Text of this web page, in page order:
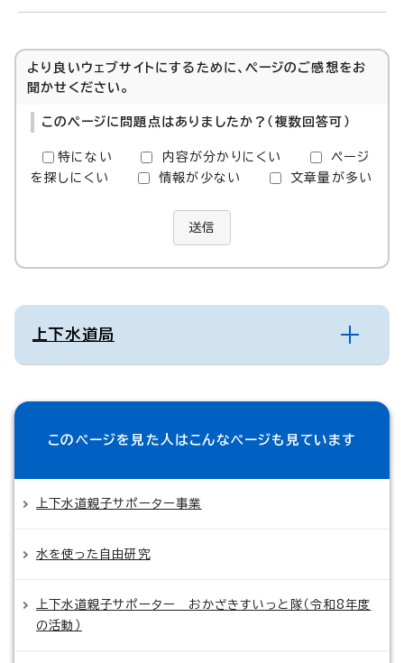
より良いウェブサイトにするために、ページのご感想をお
聞かせください。
このページに問題点はありましたか？（複数回答可）
特にない 内容が分かりにくい
ページ
を探しにくい
情報が少ない 文章量が多い
送信
上下水道局
このページを見た人はこんなページも見ています
上下水道親子サポーター事業
水を使った自由研究
上下水道親子サポーター おかざきすいっと隊（令和8年度
の活動）